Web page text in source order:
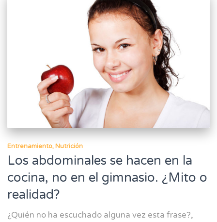
Entrenamiento Nutrición
Los abdominales se hacen en la
cocina, no en el gimnasio. ¿Mito o
realidad?
¿Quién no ha escuchado alguna vez esta frase?,